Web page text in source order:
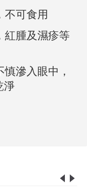
不可食用
紅腫及濕疹等
滲入眼中，
淨